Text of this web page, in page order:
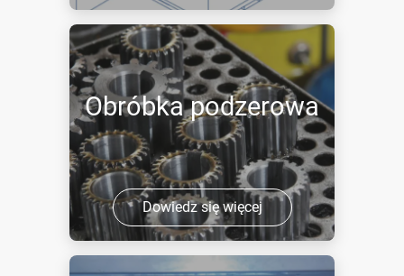
Obróbka podzerowa
Dowiedz się więcej